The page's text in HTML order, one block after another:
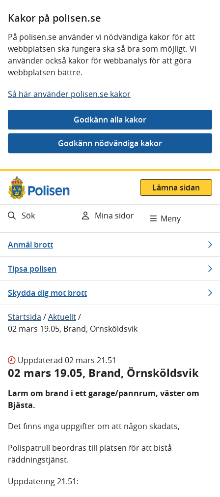
Kakor på polisen.se
På polisen.se använder vi nödvändiga kakor för att
webbplatsen ska fungera ska så bra som möjligt. Vi
använder också kakor för webbanalys för att göra
webbplatsen bättre.
Så här använder polisen.se kakor
Gå direkt till innehåll
Lämna sidan
Sök Mina sidor Meny
Anmäl brott
Tipsa polisen
Skydda dig mot brott
Startsida /Aktuellt/
02 mars 19.05, Brand, Örnsköldsvik
Uppdaterad 02 mars 21.51
02 mars 19.05, Brand, Örnsköldsvik
Larm om brand i ett garage/pannrum, väster om
Bjästa.
Det finns inga uppgifter om att någon skadats,
Polispatrull beordras till platsen för att bistå
räddningstjänst.
Uppdatering 21.51: